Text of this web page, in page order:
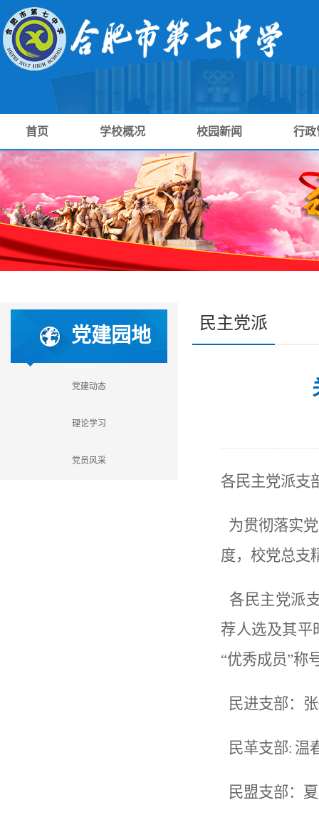
首页 学校概况 校园新闻 行政
党建园地
党建动态
理论学习
党员风采
民主党派
各民主党派支
为贯彻落实
度，校党总支
各民主党派
荐人选及其平
“优秀成员”称
民进支部：
民革支部: 温
民盟支部：夏